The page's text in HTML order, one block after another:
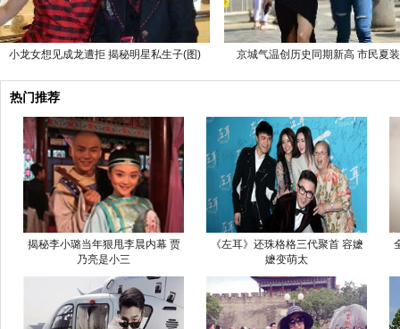
小龙女想见成龙遭拒 揭秘明星私生子(图) 京城气温创历史同期新高 市民夏
热门推荐
揭秘李小璐当年狠甩李晨内幕 贾
乃亮是小三
《左耳》还珠格格三代聚首 容嬷
嬷变萌太